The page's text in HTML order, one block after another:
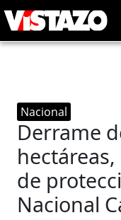
Nacional
Derrame
de
Nacional